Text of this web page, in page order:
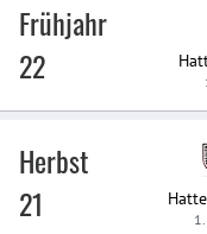
Frühjahr
22
Herbst
21